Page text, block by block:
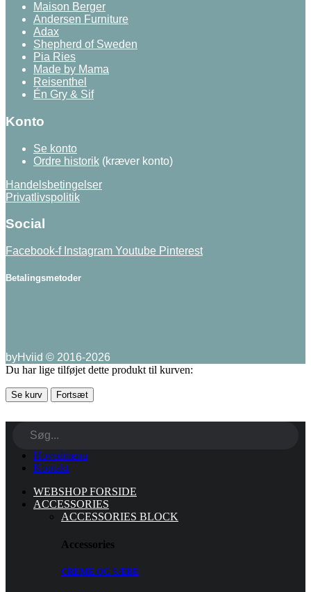
Maison Berger
Andersen Furniture
Adax
Shepherd of Sweden
Pia Ries
Made by Mama
Reisenthel
Én Gry & Sif
Konto
Se konto
Ordre historik (kræver konto)
Handelsbetingelser
Privatlivspolitik
Social
Facebook-f Instagram Youtube Pinterest
Betalingsmetoder
byHviid © 2016-2026
Du har lige tilføjet dette produkt til kurven:
Se kurv Fortsæt
Hovedmenu
Kontakt
WEBSHOP FORSIDE
ACCESSORIES
ACCESSORIES BLOCK
Accessories
CREME OG SÆBE